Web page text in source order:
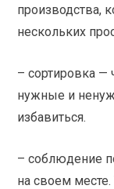
производства,
нескольких
– сортировка —
нужные и
избавиться.
– соблюдение
на своем